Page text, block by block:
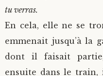
tu verras.
En cela, elle ne se
emmenait jusqu’à la
dont il faisait
ensuite dans le train,